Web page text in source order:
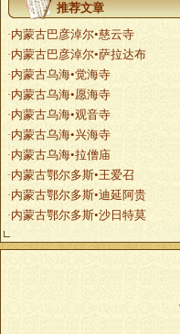
推荐文章
·内蒙古巴彦淖尔•慈云寺
·内蒙古巴彦淖尔•萨拉达布
·内蒙古乌海•觉海寺
·内蒙古乌海•愿海寺
·内蒙古乌海•观音寺
·内蒙古乌海•兴海寺
·内蒙古乌海•拉僧庙
·内蒙古鄂尔多斯•王爱召
·内蒙古鄂尔多斯•迪延阿贵
·内蒙古鄂尔多斯•沙日特莫